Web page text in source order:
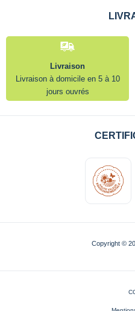
Livraison
Livraison à domicile en 5 à 10
jours ouvrés
Copyright ©